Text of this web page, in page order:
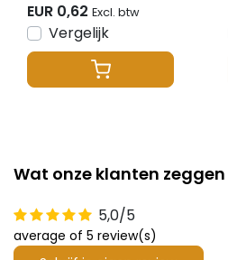
EUR 0,62 Excl. btw
Vergelijk
Wat onze klanten zeggen
5,0/5
average of 5 review(s)